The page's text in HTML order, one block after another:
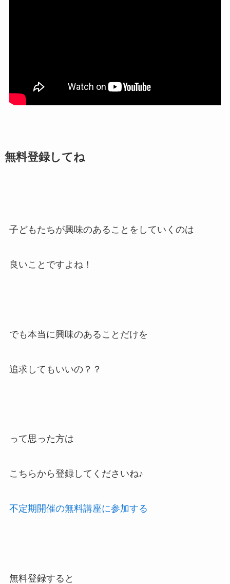
無料登録してね
子どもたちが興味のあることをしていくのは
良いことですよね！
でも本当に興味のあることだけを
追求してもいいの？？
って思った方は
こちらから登録してくださいね♪
不定期開催の無料講座に参加する
無料登録すると